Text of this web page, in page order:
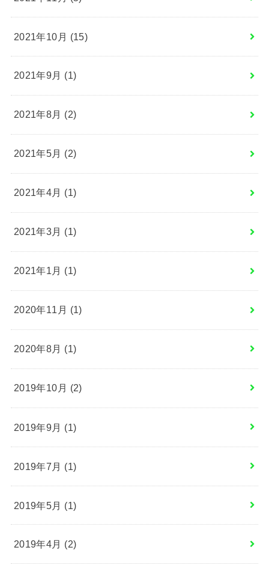
2021年10月 (15)
2021年9月 (1)
2021年8月 (2)
2021年5月 (2)
2021年4月 (1)
2021年3月 (1)
2021年1月 (1)
2020年11月 (1)
2020年8月 (1)
2019年10月 (2)
2019年9月 (1)
2019年7月 (1)
2019年5月 (1)
2019年4月 (2)